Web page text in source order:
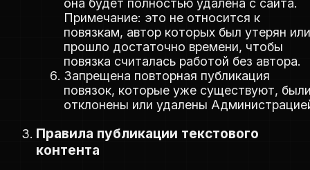
она будет полностью удалена с сайта.
Примечание: это не относится к
повязкам, автор которых был утерян или
прошло достаточно времени, чтобы
повязка считалась работой без автора.
Запрещена повторная публикация
повязок, которые уже существуют,
отклонены или удалены
Правила публикации текстового
контента